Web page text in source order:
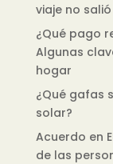
viaje no
¿Qué pago
Algunas
hogar
¿Qué gafas
solar?
Acuerdo en
de las